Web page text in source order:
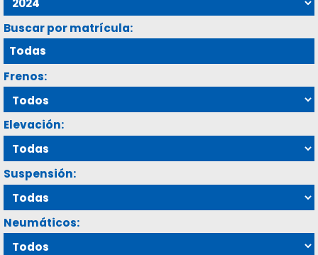
Buscar por matrícula:
Frenos:
Elevación:
Suspensión:
Neumáticos: